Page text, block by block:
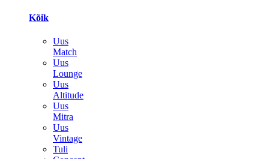
Kõik
Uus
Match
Uus
Lounge
Uus
Altitude
Uus
Mitra
Uus
Vintage
Tuli